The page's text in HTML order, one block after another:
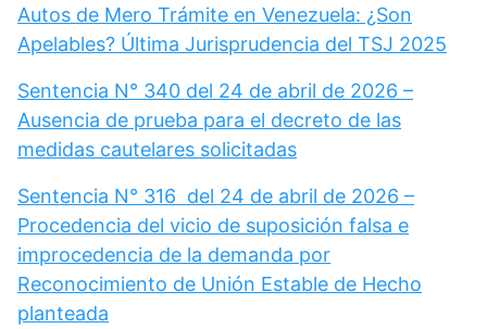
Autos de Mero Trámite en Venezuela: ¿Son
Apelables? Última Jurisprudencia del TSJ 2025
Sentencia N° 340 del 24 de abril de 2026 –
Ausencia de prueba para el decreto de las
medidas cautelares solicitadas
Sentencia N° 316 del 24 de abril de 2026 –
Procedencia del vicio de suposición falsa e
improcedencia de la demanda por
Reconocimiento de Unión Estable de Hecho
planteada